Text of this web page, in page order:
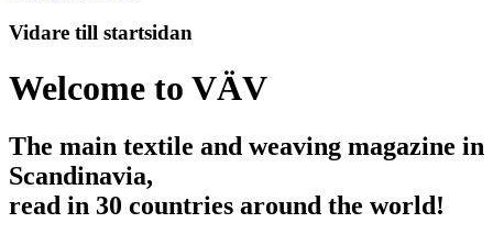
Vidare till startsidan
Welcome to VÄV
The main textile and weaving magazine in
Scandinavia,
read in 30 countries around the world!